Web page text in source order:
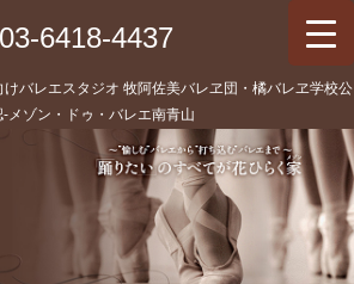
03-6418-4437
バレエスタジオ 牧阿佐美バレヱ団・橘バレヱ学校公
‐メゾン・ドゥ・バレエ南青山